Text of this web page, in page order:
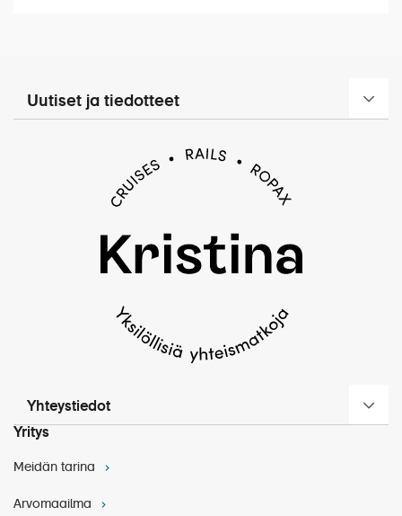
koe/kulttuuri/kotkan-veistospromenadi
Matkavakuutuksissa näitä tilanteita on voitu rajata.
matkavakuutuksen hoitokaton.
Matkan vähimmäisosallistujamäärä on 25 hlö.
Tällä matkalla noudatetaan Yleisen
matkapakettiehtojen mukaisia peruutusmaksuja
Kristina Cruisesin erityis- ja peruutusehdot
Uutiset ja tiedotteet
Yhteystiedot
Yritys
Meidän tarina
Arvomaailma